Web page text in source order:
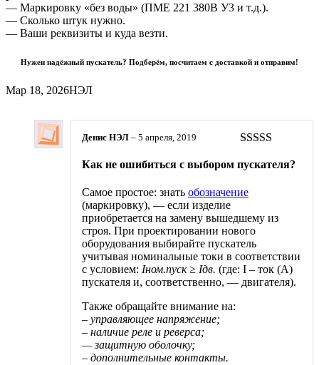
— Маркировку «без воды» (ПМЕ 221 380В У3 и т.д.).
— Сколько штук нужно.
— Ваши реквизиты и куда везти.
Нужен надёжный пускатель? Подберём, посчитаем с доставкой и отправим!
Мар 18, 2026НЭЛ
5
Денис НЭЛ – 5 апреля, 2019
Как не ошибиться с выбором пускателя?
Самое простое: знать обозначение
(маркировку), — если изделие
приобретается на замену вышедшему из
строя. При проектировании нового
оборудования выбирайте пускатель
учитывая номинальные токи в соответствии
с условием: Iном.пуск ≥ Iдв. (где: I – ток (А)
пускателя и, соответственно, — двигателя).
Также обращайте внимание на:
– управляющее напряжение;
– наличие реле и реверса;
— защитную оболочку;
– дополнительные контакты.